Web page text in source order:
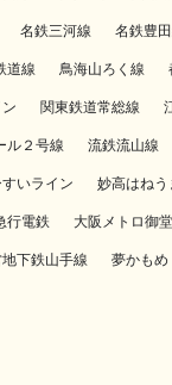
名鉄三河線 名鉄豊
道線 鳥海山ろく線
関東鉄道常総線
ル２号線 流鉄流山線
いライン 妙高はねう
行電鉄 大阪メトロ御
下鉄山手線 夢かもめ